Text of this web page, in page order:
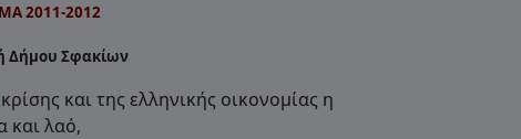
2011-2012
Δήμου Σφακίων
και της ελληνικής οικονομίας η
και λαό,